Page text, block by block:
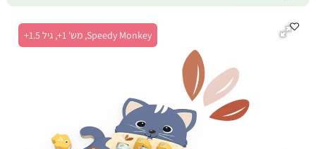
Speedy Monkey, מש' 1+, גיל 1.5+